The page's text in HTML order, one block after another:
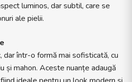
luminos, dar subtil, care se
ale pielii.
dar într-o formă mai sofisticată, cu
și mahon. Aceste nuanțe adaugă